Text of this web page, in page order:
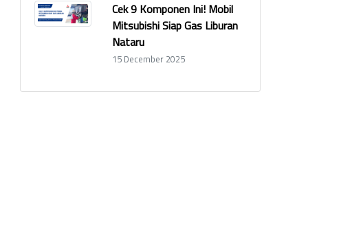
Cek 9 Komponen Ini! Mobil
Mitsubishi Siap Gas Liburan
Nataru
15 December 2025